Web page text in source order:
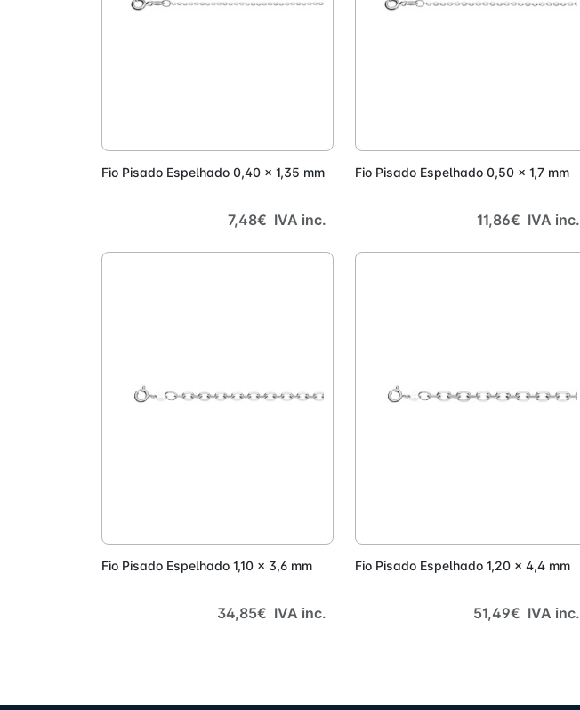
Fio Pisado Espelhado 0,40 x 1,35 mm
7,48€ IVA inc.
Fio Pisado Espelhado 0,50 x 1,7 mm
11,86€ IVA inc.
Fio Pisado Espelhado 1,10 x 3,6 mm
34,85€ IVA inc.
Fio Pisado Espelhado 1,20 x 4,4 mm
51,49€ IVA inc.